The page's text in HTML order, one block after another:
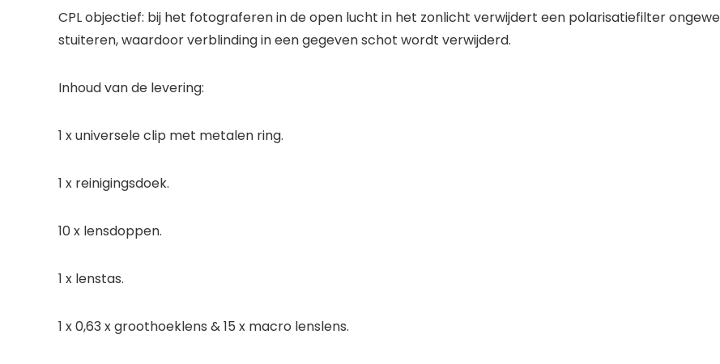
CPL objectief: bij het fotograferen in de open lucht in het zonlicht verwijdert een polarisatiefilter
stuiteren, waardoor verblinding in een gegeven schot wordt verwijderd.
Inhoud van de levering:
1 x universele clip met metalen ring.
1 x reinigingsdoek.
10 x lensdoppen.
1 x lenstas.
1 x 0,63 x groothoeklens & 15 x macro lenslens.